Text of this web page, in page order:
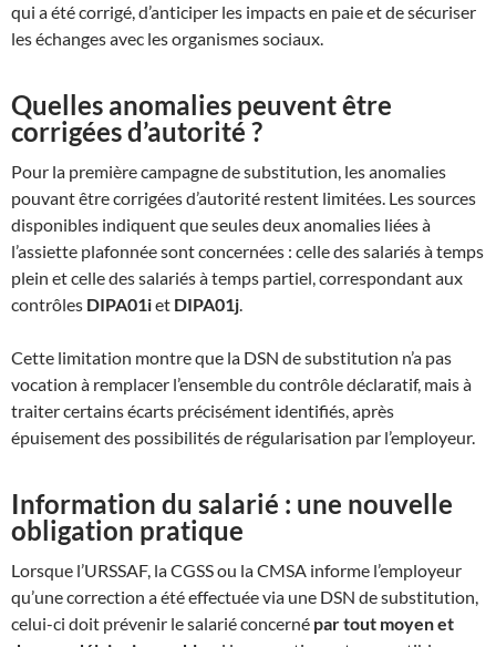
qui a été corrigé, d’anticiper les impacts en paie et de sécuriser
les échanges avec les organismes sociaux.
Quelles anomalies peuvent être
corrigées d’autorité ?
Pour la première campagne de substitution, les anomalies
pouvant être corrigées d’autorité restent limitées. Les sources
disponibles indiquent que seules deux anomalies liées à
l’assiette plafonnée sont concernées : celle des salariés à temps
plein et celle des salariés à temps partiel, correspondant aux
contrôles DIPA01iet DIPA01j.
Cette limitation montre que la DSN de substitution n’a pas
vocation à remplacer l’ensemble du contrôle déclaratif, mais à
traiter certains écarts précisément identifiés, après
épuisement des possibilités de régularisation par l’employeur.
Information du salarié : une nouvelle
obligation pratique
Lorsque l’URSSAF, la CGSS ou la CMSA informe l’employeur
qu’une correction a été effectuée via une DSN de substitution,
celui-ci doit prévenir le salarié concerné par tout moyen et